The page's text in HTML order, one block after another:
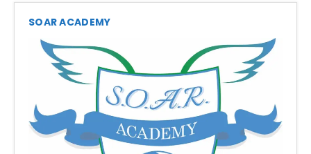
SOAR ACADEMY